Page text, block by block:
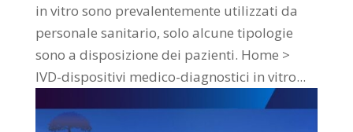
in vitro sono prevalentemente utilizzati da
personale sanitario, solo alcune tipologie
sono a disposizione dei pazienti. Home >
IVD-dispositivi medico-diagnostici in vitro...